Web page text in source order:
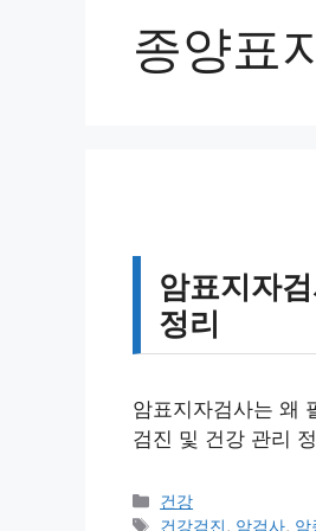
종양표
암표지자
정리
암표지자검사는 왜
검진 및 건강 관리
카
테
건강
태
건강검진, 암검사, 암